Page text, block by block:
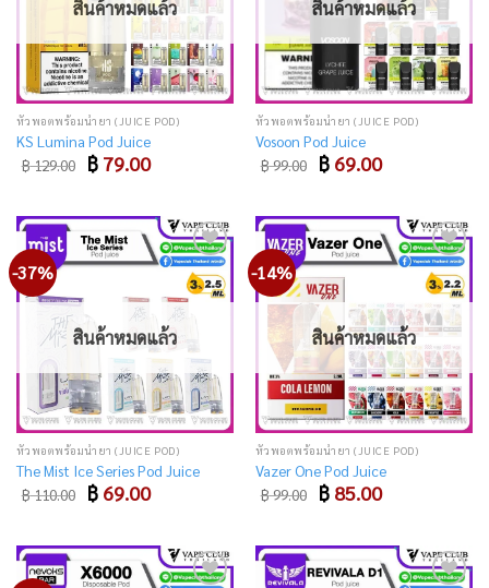
สินค้าหมดแล้ว
หัวพอตพร้อมน้ำยา (JUICE POD)
KS Lumina Pod Juice
฿129.00 Original
price
฿ 79.00Current
price
สินค้าหมดแล้ว
หัวพอตพร้อมน้ำยา (JUICE POD)
Vosoon Pod Juice
฿99.00 Original
price
฿ 69.00Current
price
-37%
Add
to
wishlist
สินค้าหมดแล้ว
หัวพอตพร้อมน้ำยา (JUICE POD)
The Mist Ice Series Pod Juice
฿110.00 Original
price
฿ 69.00Current
price
-14%
Add
to
wishlist
สินค้าหมดแล้ว
หัวพอตพร้อมน้ำยา (JUICE POD)
Vazer One Pod Juice
฿99.00 Original
price
฿ 85.00Current
price